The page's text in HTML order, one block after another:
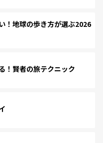
！地球の歩き方が選ぶ2026
！賢者の旅テクニック